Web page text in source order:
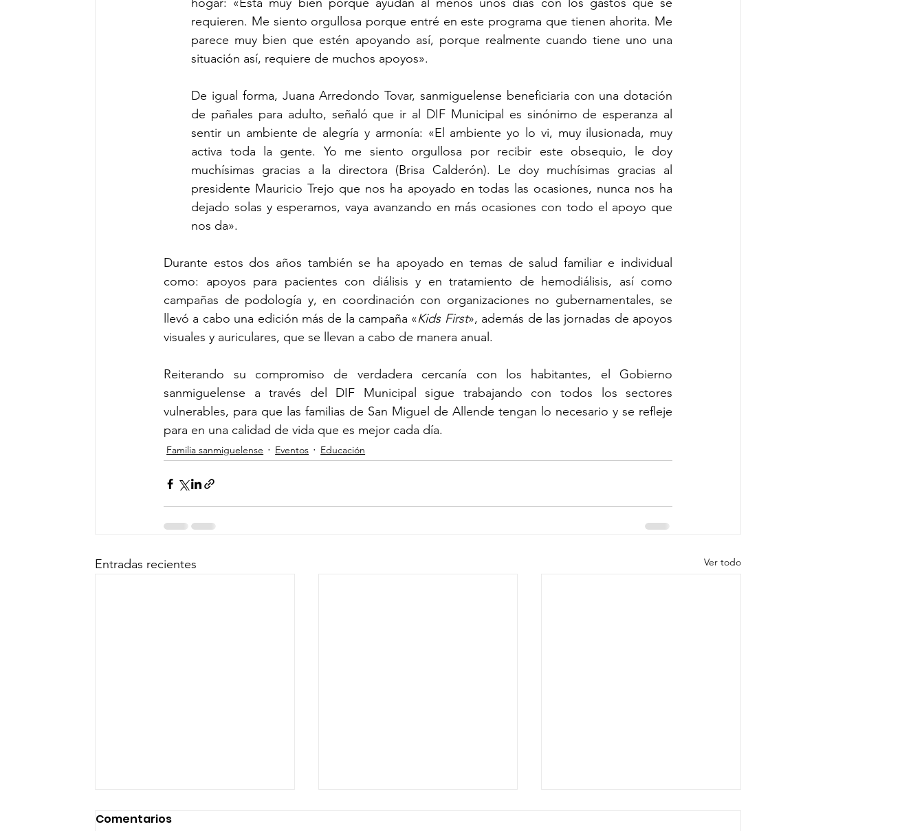
requieren. Me siento orgullosa porque entré en este programa que tienen ahorita. Me
parece muy bien que estén apoyando así, porque realmente cuando tiene uno una
situación así, requiere de muchos apoyos».
De igual forma, Juana Arredondo Tovar, sanmiguelense beneficiaria con una dotación
de pañales para adulto, señaló que ir al DIF Municipal es sinónimo de esperanza al
sentir un ambiente de alegría y armonía: «El ambiente yo lo vi, muy ilusionada, muy
activa toda la gente. Yo me siento orgullosa por recibir este obsequio, le doy
muchísimas gracias a la directora (Brisa Calderón). Le doy muchísimas gracias al
presidente Mauricio Trejo que nos ha apoyado en todas las ocasiones, nunca nos ha
dejado solas y esperamos, vaya avanzando en más ocasiones con todo el apoyo que
nos da».
Durante estos dos años también se ha apoyado en temas de salud familiar e individual
como: apoyos para pacientes con diálisis y en tratamiento de hemodiálisis, así como
campañas de podología y, en coordinación con organizaciones no gubernamentales, se
llevó a cabo una edición más de la campaña «Kids First», además de las jornadas de apoyos
visuales y auriculares, que se llevan a cabo de manera anual.
Reiterando su compromiso de verdadera cercanía con los habitantes, el Gobierno
sanmiguelense a través del DIF Municipal sigue trabajando con todos los sectores
vulnerables, para que las familias de San Miguel de Allende tengan lo necesario y se refleje
para en una calidad de vida que es mejor cada día.
Familia sanmiguelense Eventos Educación
Entradas recientes Ver todo
Comentarios